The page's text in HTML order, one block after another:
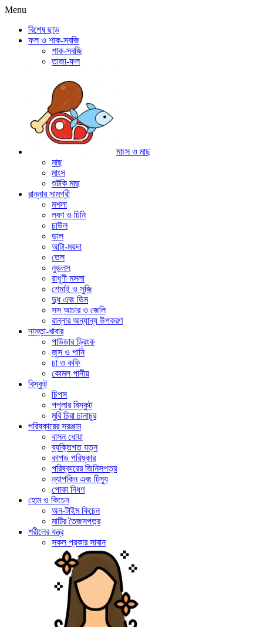
Menu
বিশেষ ছাড়
ফল ও শাক-সবজি
শাক-সবজি
তাজা-ফল
মাংস ও মাছ
মাছ
মাংস
শুটকি মাছ
রান্নার সামগ্রী
মশলা
লবণ ও চিনি
চাউল
ডাল
আটা-ময়দা
তেল
নুডলস
রাধুণী মসলা
শেমাই ও সুজি
দুধ এবং ডিম
সস্ আচার ও জেলি
রান্নার অন্যান্য উপকরণ
নাস্তা-খাবার
পাউডার ড্রিংক
জুস ও পানি
চা ও কফি
কোমল পানীয়
বিস্কুট
চিপস
পপুলার বিস্কুট
মুরি চিরা চানাচুর
পরিষ্কারের সরঞ্জাম
বাসন ধোয়া
ব্যক্তিগত যত্ন
কাপড় পরিষ্কার
পরিষ্কারের জিনিসপত্র
ন্যাপকিন এবং টিস্যু
পোকা নিধণ
হোম ও কিচেন
অন-টাইম কিচেন
মাটির তৈজসপত্র
শরীলের যন্ত্র
সকল প্রকার সাবান